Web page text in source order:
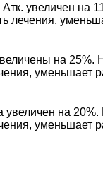
увеличен на
лечения,
на 25%.
уменьшает
на
уменьшает